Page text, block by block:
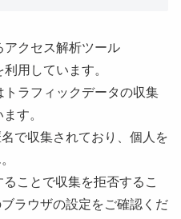
アクセス解析ツール
用しています。
ラフィックデータの収集
す。
で収集されており、個人を
ことで収集を拒否するこ
ラウザの設定をご確認くだ